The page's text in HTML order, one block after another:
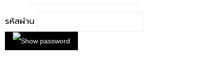
รหัสผ่าน